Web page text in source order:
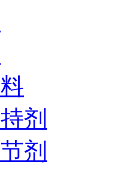
剂
剂